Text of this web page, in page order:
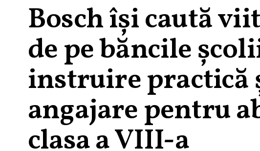
Bosch își caută
de pe băncile
instruire practică
angajare pentru
clasa a VIII-a